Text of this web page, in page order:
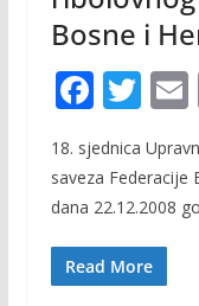
Bosne i
F
ac
e
b
o
o
T
itt
er l
18. sjednica
saveza Federacije
dana 22.12.2008
Read More